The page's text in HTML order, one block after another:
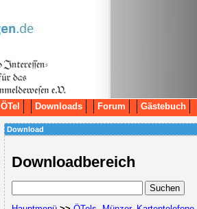
ÖTel Downloads Forum Gästebuch
Download
Downloadbereich